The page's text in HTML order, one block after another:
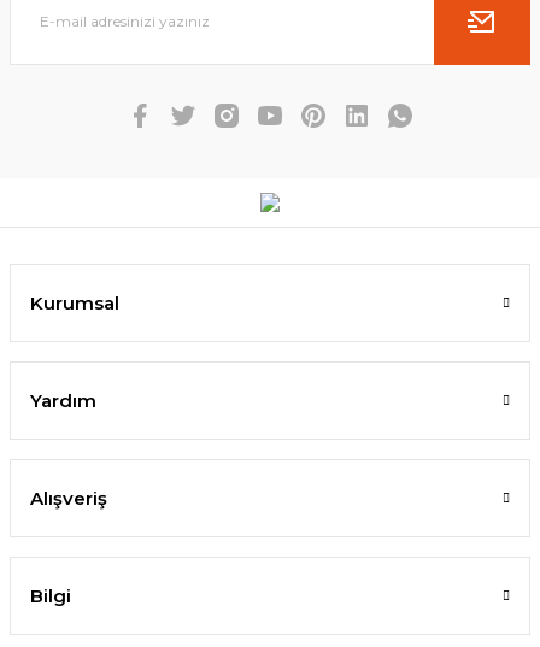
Kurumsal
Yardım
Alışveriş
Bilgi